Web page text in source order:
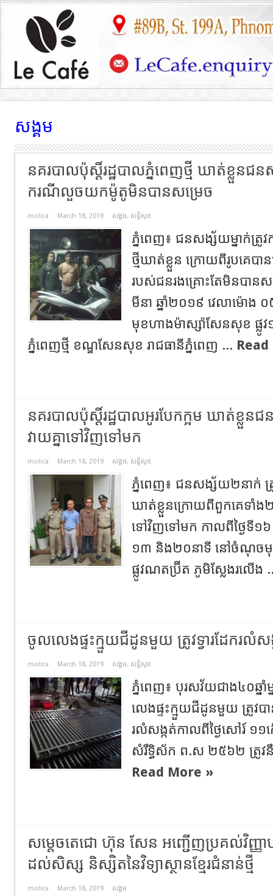
សង្គម
នគរបាលប៉ុស្តិ៍រដ្ឋបាលភ្នំពេញថ្មី ឃាត់ខ្លួនជ
ករណីលួចយកម៉ូតូមិនបានសម្រេច
molica March 18, 2019 សង្គម, សន្តិសុខ
ភ្នំពេញ៖ ជនសង្ស័យម្នាក់ត្រូវ
ថ្មីឃាត់ខ្លួន ក្រោយពីរូបគេប
របស់ជនរងគ្រោះតែមិនបានស
មីនា ឆ្នាំ២០១៩ វេលាម៉ោ
មុខហាងម៉ាស្ស៉ាសែនសុខ ផ្លូវ
ភ្នំពេញថ្មី ខណ្ឌសែនសុខ រាជធានីភ្នំពេញ ...
នគរបាលប៉ុស្តិ៍រដ្ឋបាលអូរបែកក្អម ឃាត់ខ្
វាយគ្នាទៅវិញទៅមក
molica March 18, 2019 សង្គម, សន្តិសុខ
ភ្នំពេញ៖ ជនសង្ស័យ២នាក់ ត្
ឃាត់ខ្លួនក្រោយពីពួកគេទាំង២
ទៅវិញទៅមក កាលពីថ្ងៃទី១៦
១៣ និង២០នាទី នៅចំណុចមុ
ផ្លូវណតប្រ៊ីត ភូមិស្លែងរលើង
ចូលលេងផ្ទះក្មួយជីដូនមួយ ត្រូវទ្វារដែករលំស
molica March 18, 2019 សង្គម, សន្តិសុខ
ភ្នំពេញ៖ បុរសវ័យជាង៤០ឆ្នាំ
លេងផ្ទះក្មួយជីដូនមួយ ត្រូវបាន
រលំសង្កត់កាលពីថ្ងៃសៅរ៍ ១១ក
សំរឹទ្ធិស័ក ព.ស ២៥៦២ ត្រូវនឹ
Read More »
សម្តេចតេជោ ហ៊ុន សែន អញ្ជើញប្រគល់វិញ្ញ
ដល់សិស្ស និស្សិតនៃវិទ្យាស្ថានខ្មែរជំនាន់ថ្មី
molica March 18, 2019 សង្គម